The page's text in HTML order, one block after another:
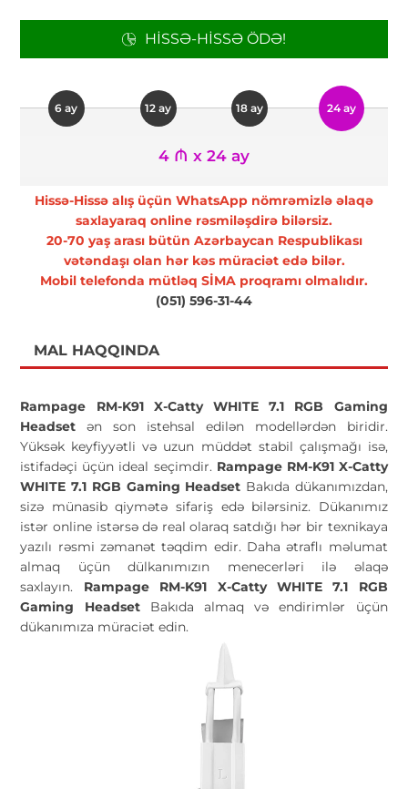
HISSƏ-HISSƏ ÖDƏ!
6 ay 12 ay 18 ay 24 ay
4 ₼ x 24 ay
Hissə-Hissə alış üçün WhatsApp nömrəmizlə əlaqə
saxlayaraq online rəsmiləşdirə bilərsiz.
20-70 yaş arası bütün Azərbaycan Respublikası
vətəndaşı olan hər kəs müraciət edə bilər.
Mobil telefonda mütləq SİMA proqramı olmalıdır.
(051) 596-31-44
MAL HAQQINDA
Rampage RM-K91 X-Catty WHITE 7.1 RGB Gaming
Headsetən son istehsal edilən modellərdən biridir.
Yüksək keyfiyyətli və uzun müddət stabil çalışmağı isə,
istifadəçi üçün ideal seçimdir. Rampage RM-K91 X-Catty
WHITE 7.1 RGB Gaming Headset Bakıda dükanımızdan,
sizə münasib qiymətə sifariş edə bilərsiniz. Dükanımız
istər online istərsə də real olaraq satdığı hər bir texnikaya
yazılı rəsmi zəmanət təqdim edir. Daha ətraflı məlumat
almaq üçün dülkanımızın menecerləri ilə əlaqə
saxlayın. Rampage RM-K91 X-Catty WHITE 7.1 RGB
Gaming Headset Bakıda almaq və endirimlər üçün
dükanımıza müraciət edin.